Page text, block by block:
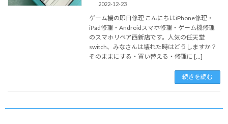
2022-12-23
ゲーム機の即日修理 こんにちはiPhone修理・
iPad修理・Androidスマホ修理・ゲーム機修理
のスマホリペア西新店です。人気の任天堂
switch、みなさんは壊れた時はどうしますか？
そのままにする・買い替える・修理に […]
続きを読む